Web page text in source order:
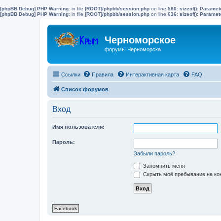
[phpBB Debug] PHP Warning: in file [ROOT]/phpbb/session.php on line 580: sizeof():
[phpBB Debug] PHP Warning: in file [ROOT]/phpbb/session.php on line 636: sizeof():
Черноморское
форумы Черноморска
Ссылки Правила Интерактивная карта FAQ
Список форумов
Вход
Имя пользователя:
Пароль:
Забыли пароль?
Запомнить меня
Скрыть моё пребывание на
Facebook